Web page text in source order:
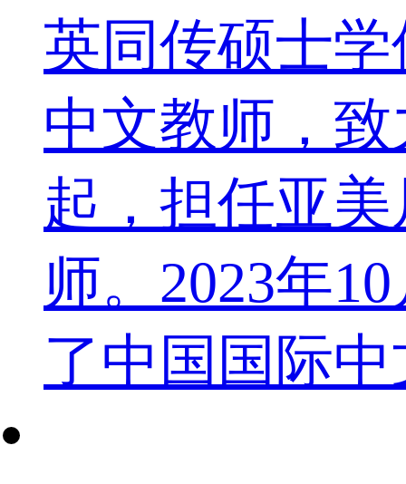
英同传硕士
中文教师，
起，担任亚
师。2023年
了中国国际